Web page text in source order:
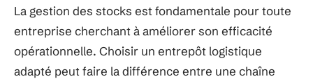
La gestion des stocks est fondamentale pour toute
entreprise cherchant à améliorer son efficacité
opérationnelle. Choisir un entrepôt logistique
adapté peut faire la différence entre une chaîne